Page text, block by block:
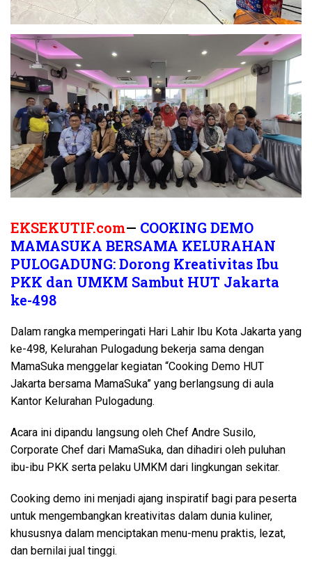
EKSEKUTIF.com— COOKING DEMO
MAMASUKA BERSAMA KELURAHAN
PULOGADUNG: Dorong Kreativitas Ibu
PKK dan UMKM Sambut HUT Jakarta
ke-498
Dalam rangka memperingati Hari Lahir Ibu Kota Jakarta yang
ke-498, Kelurahan Pulogadung bekerja sama dengan
MamaSuka menggelar kegiatan “Cooking Demo HUT
Jakarta bersama MamaSuka” yang berlangsung di aula
Kantor Kelurahan Pulogadung.
Acara ini dipandu langsung oleh Chef Andre Susilo,
Corporate Chef dari MamaSuka, dan dihadiri oleh puluhan
ibu-ibu PKK serta pelaku UMKM dari lingkungan sekitar.
Cooking demo ini menjadi ajang inspiratif bagi para peserta
untuk mengembangkan kreativitas dalam dunia kuliner,
khususnya dalam menciptakan menu-menu praktis, lezat,
dan bernilai jual tinggi.